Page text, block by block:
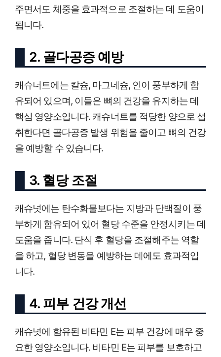
주면서도 체중을 효과적으로 조절하는 데 도움이
됩니다.
2. 골다공증 예방
캐슈너트에는 칼슘, 마그네슘, 인이 풍부하게 함
유되어 있으며, 이들은 뼈의 건강을 유지하는 데
핵심 영양소입니다. 캐슈너트를 적당한 양으로 섭
취한다면 골다공증 발생 위험을 줄이고 뼈의 건강
을 예방할 수 있습니다.
3. 혈당 조절
캐슈넛에는 탄수화물보다는 지방과 단백질이 풍
부하게 함유되어 있어 혈당 수준을 안정시키는 데
도움을 줍니다. 단식 후 혈당을 조절해주는 역할
을 하고, 혈당 변동을 예방하는 데에도 효과적입
니다.
4. 피부 건강 개선
캐슈넛에 함유된 비타민 E는 피부 건강에 매우 중
요한 영양소입니다. 비타민 E는 피부를 보호하고